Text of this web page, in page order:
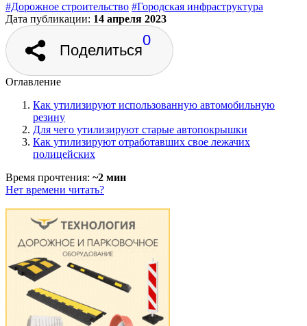
#Дорожное строительство #Городская инфраструктура
Дата публикации: 14 апреля 2023
Поделиться
0
Оглавление
Как утилизируют использованную автомобильную
резину
Для чего утилизируют старые автопокрышки
Как утилизируют отработавших свое лежачих
полицейских
Время прочтения: ~2 мин
Нет времени читать?